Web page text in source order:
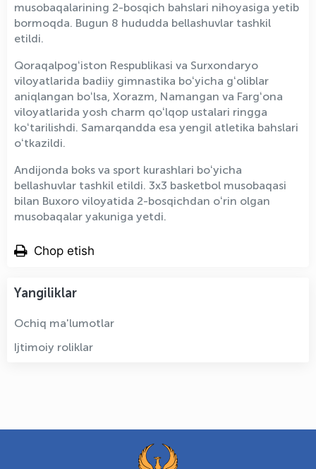
musobaqalarining 2-bosqich bahslari nihoyasiga yetib
bormoqda. Bugun 8 hududda bellashuvlar tashkil
etildi.
Qoraqalpogʻiston Respublikasi va Surxondaryo
viloyatlarida badiiy gimnastika boʻyicha gʻoliblar
aniqlangan boʻlsa, Xorazm, Namangan va Fargʻona
viloyatlarida yosh charm qoʻlqop ustalari ringga
koʻtarilishdi. Samarqandda esa yengil atletika bahslari
oʻtkazildi.
Andijonda boks va sport kurashlari boʻyicha
bellashuvlar tashkil etildi. 3x3 basketbol musobaqasi
bilan Buxoro viloyatida 2-bosqichdan oʻrin olgan
musobaqalar yakuniga yetdi.
Chop etish
Yangiliklar
Ochiq ma'lumotlar
Ijtimoiy roliklar